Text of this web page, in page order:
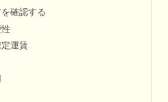
確認する
運賃